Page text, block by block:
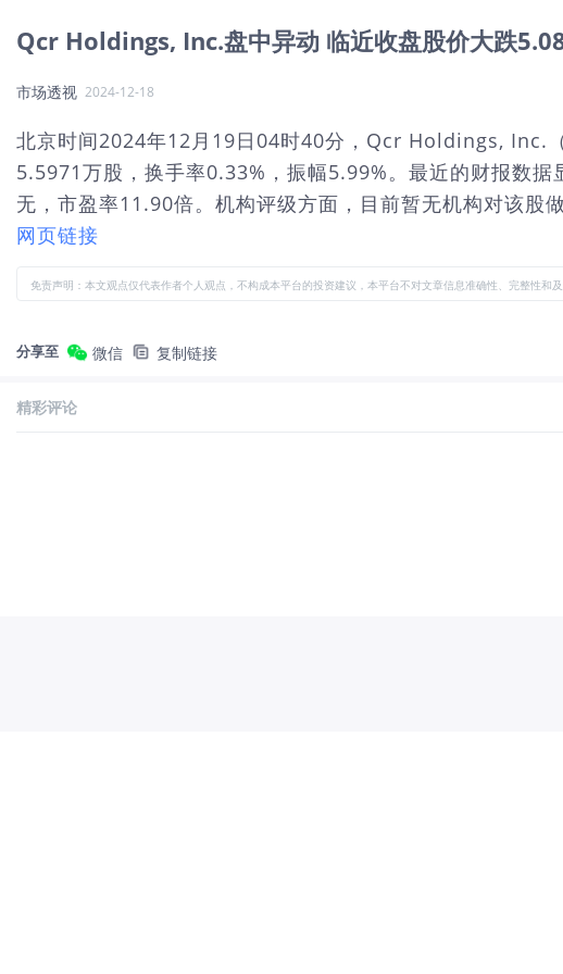
Qcr Holdings, Inc.盘中异动 临近收盘股价大跌
市场透视 2024-12-18
北京时间2024年12月19日04时40分，Qcr Holdings, Inc.
5.5971万股，换手率0.33%，振幅5.99%。最近的财报数
无，市盈率11.90倍。机构评级方面，目前暂无机构对该股
网页链接
免责声明：本文观点仅代表作者个人观点，不构成本平台的投资建议，本平台不对文章信息准确性、完整性和
分享至 微信 复制链接
精彩评论